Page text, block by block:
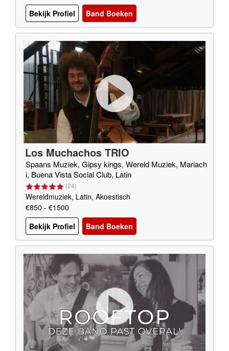
Bekijk Profiel
Band Boeken
Los Muchachos TRIO
Spaans Muziek, Gipsy kings, Wereld Muziek, Mariach
i, Buena Vista Social Club, Latin
(24)
Wereldmuziek, Latin, Akoestisch
€850 - €1500
Bekijk Profiel
Band Boeken